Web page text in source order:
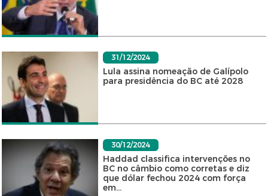
31/12/2024
Lula assina nomeação de Galípolo
para presidência do BC até 2028
30/12/2024
Haddad classifica intervenções no
BC no câmbio como corretas e diz
que dólar fechou 2024 com força
em...